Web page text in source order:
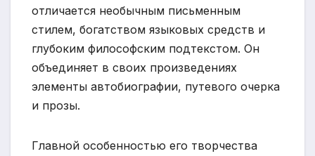
отличается необычным письменным
стилем, богатством языковых средств и
глубоким философским подтекстом. Он
объединяет в своих произведениях
элементы автобиографии, путевого очерка
и прозы.
Главной особенностью его творчества